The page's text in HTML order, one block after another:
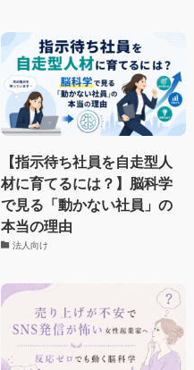
【指示待ち社員を自走型人
材に育てるには？】脳科学
で見る「動かない社員」の
本当の理由
法人向け